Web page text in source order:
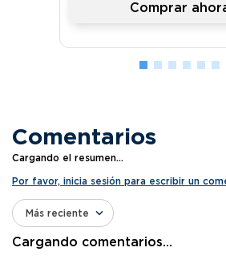
Comprar
Comentarios
Cargando el resumen…
Por favor, inicia sesión para escribir un
Más reciente
Cargando comentarios…